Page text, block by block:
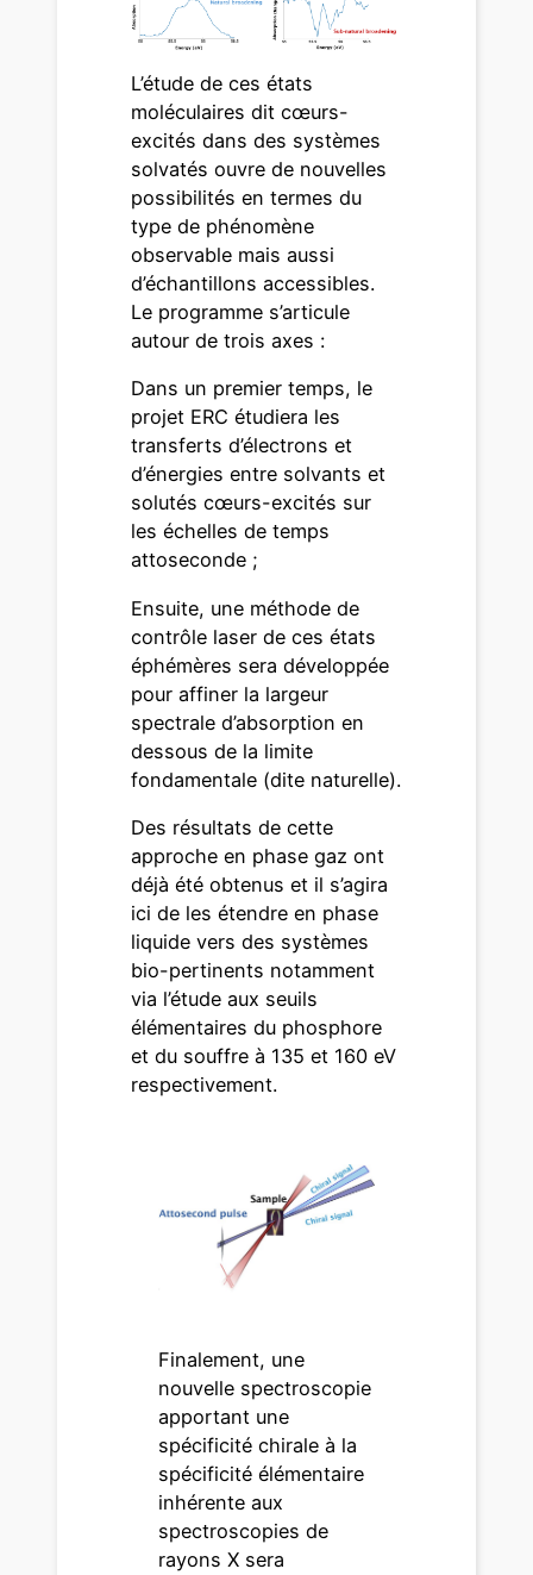
L’étude de ces états
moléculaires dit cœurs-
excités dans des systèmes
solvatés ouvre de nouvelles
possibilités en termes du
type de phénomène
observable mais aussi
d’échantillons accessibles.
Le programme s’articule
autour de trois axes :
Dans un premier temps, le
projet ERC étudiera les
transferts d’électrons et
d’énergies entre solvants et
solutés cœurs-excités sur
les échelles de temps
attoseconde ;
Ensuite, une méthode de
contrôle laser de ces états
éphémères sera développée
pour affiner la largeur
spectrale d’absorption en
dessous de la limite
fondamentale (dite naturelle).
Des résultats de cette
approche en phase gaz ont
déjà été obtenus et il s’agira
ici de les étendre en phase
liquide vers des systèmes
bio-pertinents notamment
via l’étude aux seuils
élémentaires du phosphore
et du souffre à 135 et 160 eV
respectivement.
Finalement, une
nouvelle spectroscopie
apportant une
spécificité chirale à la
spécificité élémentaire
inhérente aux
spectroscopies de
rayons X sera